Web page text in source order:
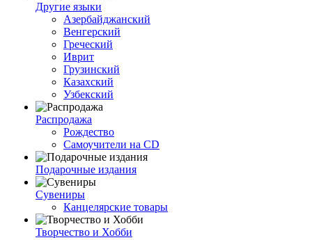
Другие языки
Азербайджанский
Венгерский
Греческий
Иврит
Грузинский
Казахский
Узбекский
Распродажа
Рождество
Самоучители на CD
Подарочные издания
Сувениры
Канцелярские товары
Творчество и Хобби